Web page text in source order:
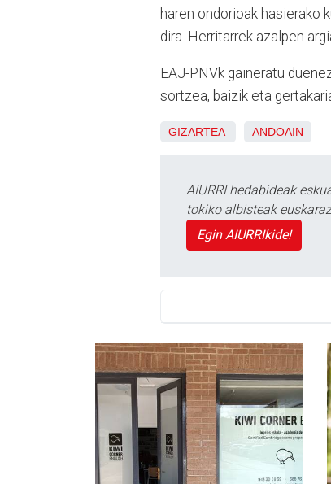
haren ondorioak hasierako
dira. Herritarrek azalpen
EAJ-PNVk gaineratu
sortzea, baizik eta
GIZARTEA ANDOAIN
AIURRI hedabideak
tokiko albisteak
Egin AIURRIkide!